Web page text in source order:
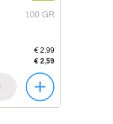
100 GR
€ 2,99
€ 2,59